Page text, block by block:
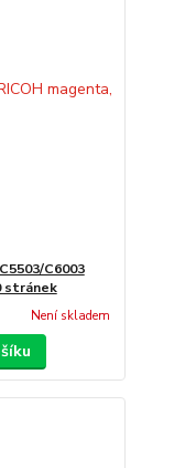
C6003
stránek
Není skladem